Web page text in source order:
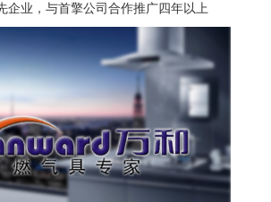
企业，与首擎公司合作推广四年以上